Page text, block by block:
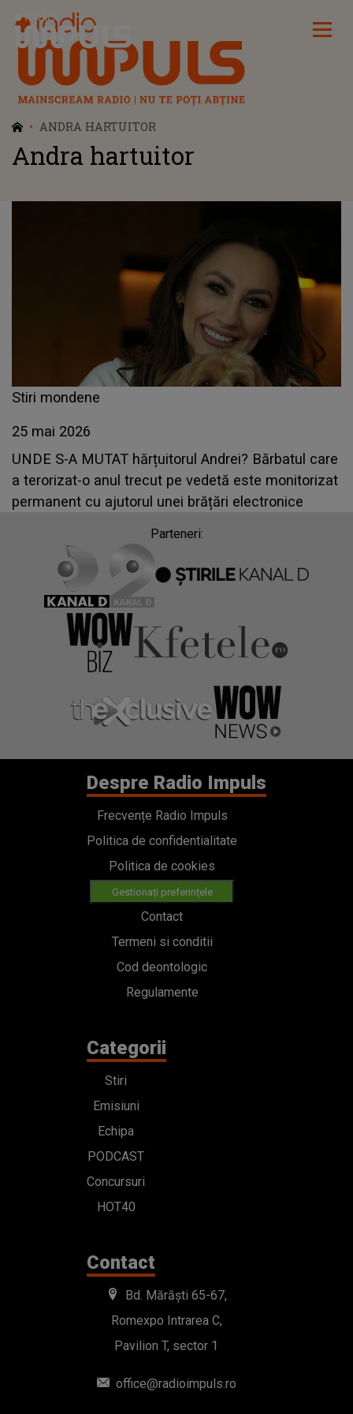
Radio Impuls
ANDRA HARTUITOR
Andra hartuitor
Stiri mondene
25 mai 2026
UNDE S-A MUTAT hărțuitorul Andrei? Bărbatul care
a terorizat-o anul trecut pe vedetă este monitorizat
permanent cu ajutorul unei brățări electronice
Parteneri:
Despre Radio Impuls
Frecvențe Radio Impuls
Politica de confidentialitate
Politica de cookies
Gestionați preferințele
Contact
Termeni si conditii
Cod deontologic
Regulamente
Categorii
Stiri
Emisiuni
Echipa
PODCAST
Concursuri
HOT40
Contact
Bd. Mărăști 65-67,
Romexpo Intrarea C,
Pavilion T, sector 1
office@radioimpuls.ro